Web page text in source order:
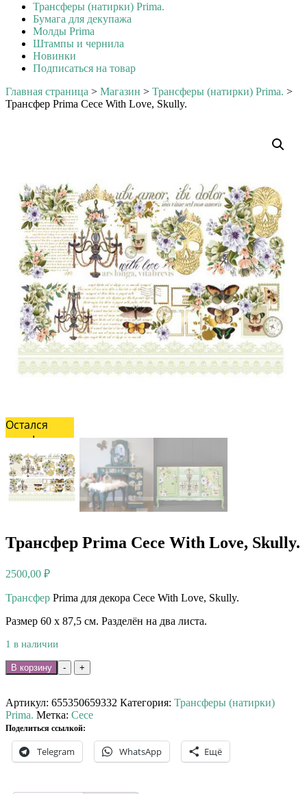
Трансферы (натирки) Prima.
Бумага для декупажа
Молды Prima
Штампы и чернила
Новинки
Подписаться на товар
Главная страница > Магазин > Трансферы (натирки) Prima. >
Трансфер Prima Cece With Love, Skully.
Остался
один!
Трансфер Prima Cece With Love, Skully.
2500,00 ₽
Трансфер Prima для декора Cece With Love, Skully.
Размер 60 х 87,5 см. Разделён на два листа.
1 в наличии
-
Количество
товара
Prima
Cece
With
Love,
Skully.
+
В корзину
Артикул: 655350659332 Категория: Трансферы (натирки)
Prima. Метка: Cece
Поделиться ссылкой:
Telegram WhatsApp Ещё